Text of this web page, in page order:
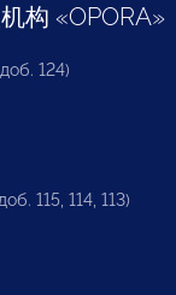
构 «OPORA»
124)
115, 114, 113)